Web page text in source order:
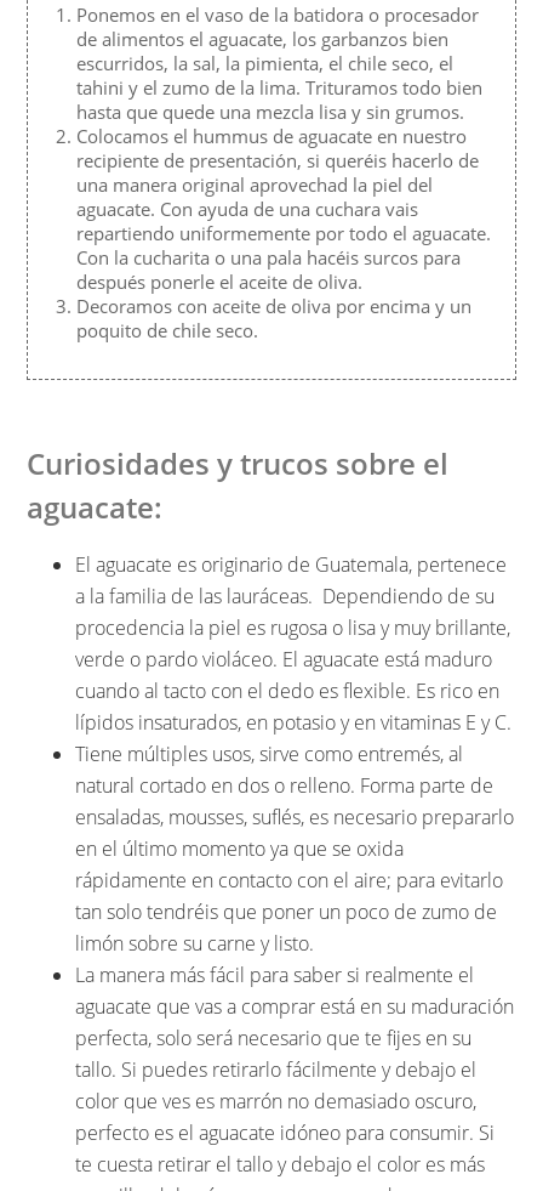
Ponemos en el vaso de la batidora o procesador
de alimentos el aguacate, los garbanzos bien
escurridos, la sal, la pimienta, el chile seco, el
tahini y el zumo de la lima. Trituramos todo bien
hasta que quede una mezcla lisa y sin grumos.
Colocamos el hummus de aguacate en nuestro
recipiente de presentación, si queréis hacerlo de
una manera original aprovechad la piel del
aguacate. Con ayuda de una cuchara vais
repartiendo uniformemente por todo el aguacate.
Con la cucharita o una pala hacéis surcos para
después ponerle el aceite de oliva.
Decoramos con aceite de oliva por encima y un
poquito de chile seco.
Curiosidades y trucos sobre el
aguacate:
El aguacate es originario de Guatemala, pertenece
a la familia de las lauráceas. Dependiendo de su
procedencia la piel es rugosa o lisa y muy brillante,
verde o pardo violáceo. El aguacate está maduro
cuando al tacto con el dedo es flexible. Es rico en
lípidos insaturados, en potasio y en vitaminas E y C.
Tiene múltiples usos, sirve como entremés, al
natural cortado en dos o relleno. Forma parte de
ensaladas, mousses, suflés, es necesario prepararlo
en el último momento ya que se oxida
rápidamente en contacto con el aire; para evitarlo
tan solo tendréis que poner un poco de zumo de
limón sobre su carne y listo.
La manera más fácil para saber si realmente el
aguacate que vas a comprar está en su maduración
perfecta, solo será necesario que te fijes en su
tallo. Si puedes retirarlo fácilmente y debajo el
color que ves es marrón no demasiado oscuro,
perfecto es el aguacate idóneo para consumir. Si
te cuesta retirar el tallo y debajo el color es más